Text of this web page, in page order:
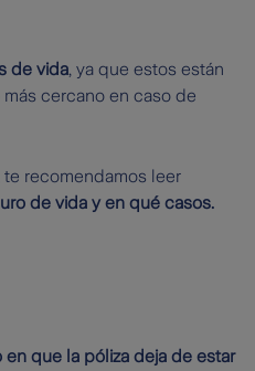
de vida, ya que estos están
cercano en caso de
te recomendamos leer
de vida y en qué casos.
en que la póliza deja de estar